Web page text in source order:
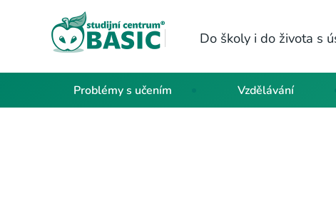
Do školy i do života s
Problémy s učením Vzdělávání